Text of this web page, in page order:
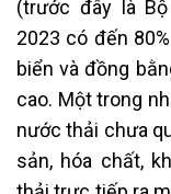
(trước đây là
2023 có đến
biển và đồng
cao. Một trong
nước thải chưa
sản, hóa chất,